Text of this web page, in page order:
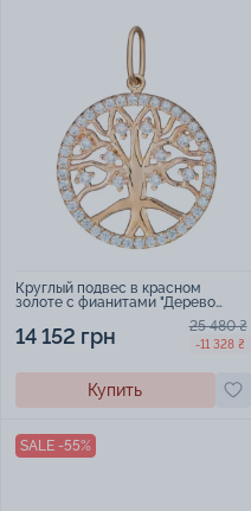
Круглый подвес в красном
золоте с фианитами "Дерево
14 152 грн 25 480 ₴
-11 328 ₴
Купить
SALE -55%